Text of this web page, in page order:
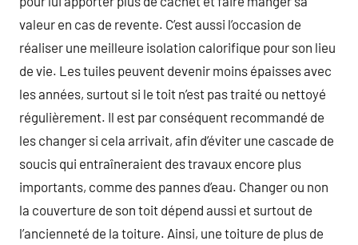
valeur en cas de revente. C’est aussi l’occasion de
réaliser une meilleure isolation calorifique pour son lieu
de vie. Les tuiles peuvent devenir moins épaisses avec
les années, surtout si le toit n’est pas traité ou nettoyé
régulièrement. Il est par conséquent recommandé de
les changer si cela arrivait, afin d’éviter une cascade de
soucis qui entraîneraient des travaux encore plus
importants, comme des pannes d’eau. Changer ou non
la couverture de son toit dépend aussi et surtout de
l’ancienneté de la toiture. Ainsi, une toiture de plus de